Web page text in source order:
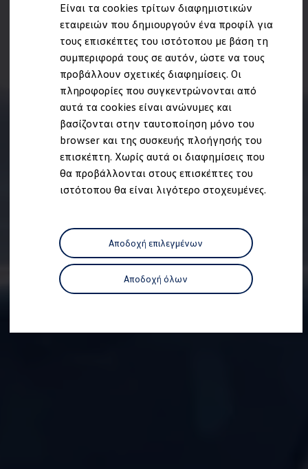
Είναι τα cookies τρίτων διαφημιστικών
εταιρειών που δημιουργούν ένα προφίλ για
τους επισκέπτες του ιστότοπου με βάση τη
συμπεριφορά τους σε αυτόν, ώστε να τους
προβάλλουν σχετικές διαφημίσεις. Οι
πληροφορίες που συγκεντρώνονται από
αυτά τα cookies είναι ανώνυμες και
βασίζονται στην ταυτοποίηση μόνο του
browser και της συσκευής πλοήγησής του
επισκέπτη. Χωρίς αυτά οι διαφημίσεις που
θα προβάλλονται στους επισκέπτες του
ιστότοπου θα είναι λιγότερο στοχευμένες.
Αποδοχή επιλεγμένων
Αποδοχή όλων
We Charge - Υπηρεσία Φόρτισης
Πληροφορίες Πελάτη
Ανακύκλωση & Επιστροφή
Ανακλήσεις ασφαλείας και Τεχνικά μέτρα
Προειδοποιητικές και ενδεικτικές λυχνίες
Eνημερώσεις λογισμικού
Digital Manual - Ψηφιακό εγχειρίδιο
XTL diesel fuel
Υπηρεσίες Volkswagen
Υπηρεσίες Volkswagen Click@Service
Pick Up & Delivery
Φροντίδα Clean Plus
Επαγγελματικά Οχήματα Volkswagen
Συντήρηση & Επισκευή Επαγγελματικών
Σημαντικές πληροφορίες
Εγγύηση Επαγγελματικών Volkswagen
Εξουσιοδοτημένο Δίκτυο Volkswagen
Αστυπάλαια: Κίνητρα Επιδότησης
Volkswagen Bulli - 75 Χρόνια Κληρονομιάς
Bulli magazine
VW Bus History